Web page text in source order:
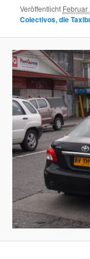
Veröffentlicht Februar
Colectivos, die